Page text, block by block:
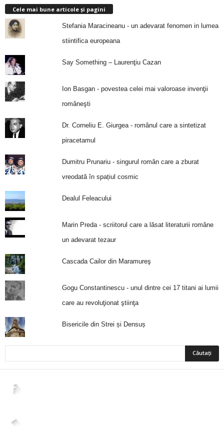
Cele mai bune articole și pagini
Stefania Maracineanu - un adevarat fenomen in lumea
stiintifica europeana
Say Something – Laurenţiu Cazan
Ion Basgan - povestea celei mai valoroase invenţii
româneşti
Dr. Corneliu E. Giurgea - românul care a sintetizat
piracetamul
Dumitru Prunariu - singurul român care a zburat
vreodată în spațiul cosmic
Dealul Feleacului
Marin Preda - scriitorul care a lăsat literaturii române
un adevarat tezaur
Cascada Cailor din Maramureş
Gogu Constantinescu - unul dintre cei 17 titani ai lumii
care au revoluţionat ştiinţa
Bisericile din Strei și Densuș
2,265
4,400